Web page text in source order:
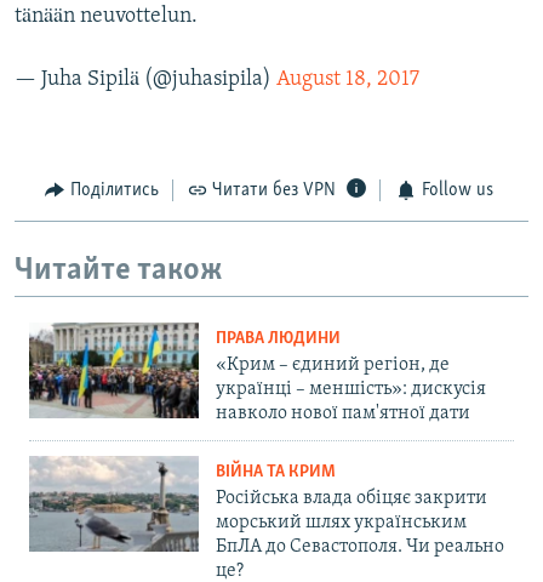
tänään neuvottelun.
— Juha Sipilä (@juhasipila) August 18, 2017
Поділитись Читати без VPN Follow us
Читайте також
ПРАВА ЛЮДИНИ
«Крим – єдиний регіон, де
українці – меншість»: дискусія
навколо нової пам'ятної дати
ВІЙНА ТА КРИМ
Російська влада обіцяє закрити
морський шлях українським
БпЛА до Севастополя. Чи реально
це?